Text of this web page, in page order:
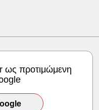
ως προτιμώμενη